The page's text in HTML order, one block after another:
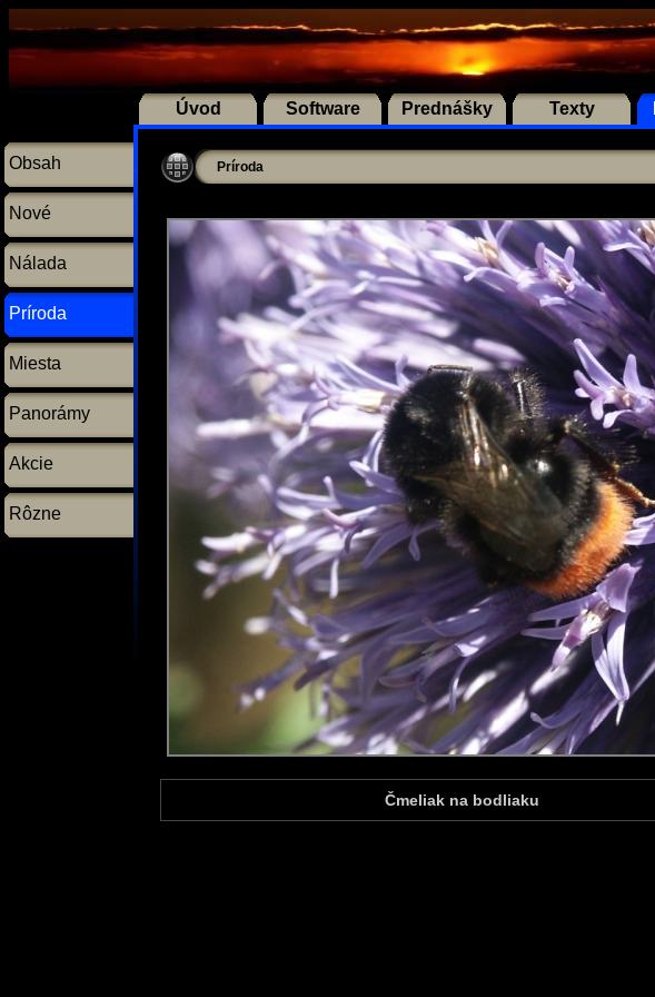
Úvod Software Prednášky Texty
Obsah
Nové
Nálada
Príroda
Miesta
Panorámy
Akcie
Rôzne
Príroda
Čmeliak na bodliaku